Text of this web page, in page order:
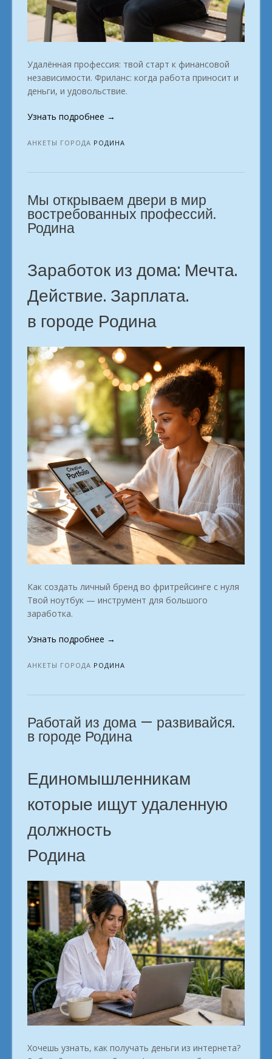
Удалённая профессия: твой старт к финансовой
независимости. Фриланс: когда работа приносит и
деньги, и удовольствие.
Узнать подробнее «Твоя
профессия:
город
Родина»
→
АНКЕТЫ ГОРОДА РОДИНА
Мы открываем двери в мир
востребованных профессий.
Родина
Заработок из дома: Мечта.
Действие. Зарплата.
в городе Родина
Как создать личный бренд во фритрейсинге с нуля
Твой ноутбук — инструмент для большого
заработка.
Узнать подробнее «Мы
двери
профессий.
Родина»
→
АНКЕТЫ ГОРОДА РОДИНА
Работай из дома — развивайся.
в городе Родина
Единомышленникам
которые ищут удаленную
должность
Родина
Хочешь узнать, как получать деньги из интернета?